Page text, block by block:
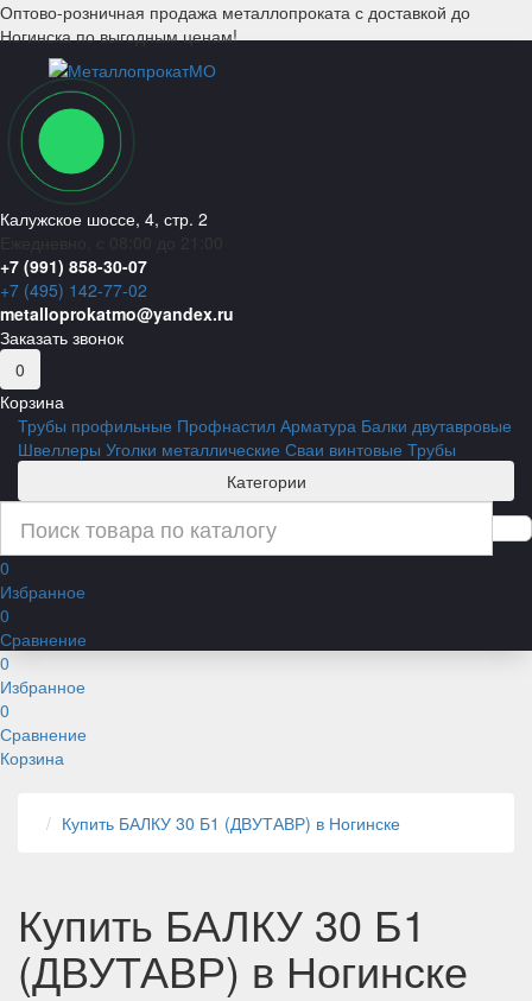
Оптово-розничная продажа металлопроката с доставкой до
Ногинска по выгодным ценам!
Калужское шоссе, 4, стр. 2
+7 (991) 858-30-07
+7 (495) 142-77-02
metalloprokatmo@yandex.ru
Заказать звонок
0
Корзина
Трубы профильные Профнастил Арматура Балки двутавровые
Швеллеры Уголки металлические Сваи винтовые Трубы
Категории
0
Избранное
0
Сравнение
0
Избранное
0
Сравнение
Корзина
Купить БАЛКУ 30 Б1 (ДВУТАВР) в Ногинске
Купить БАЛКУ 30 Б1
(ДВУТАВР) в Ногинске